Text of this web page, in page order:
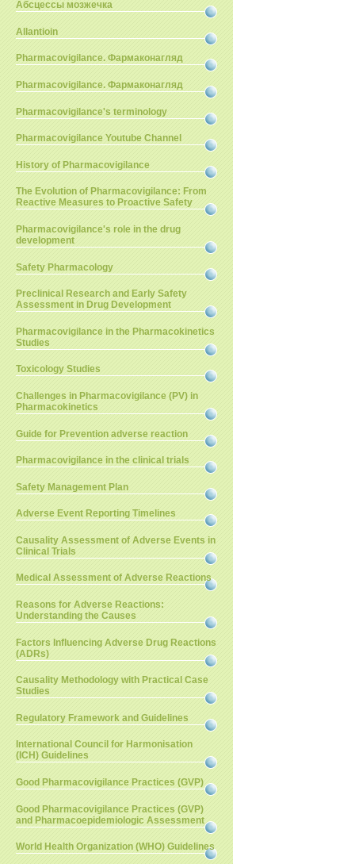
Абсцессы мозжечка
Allantioin
Pharmacovigilance. Фармаконагляд
Pharmacovigilance. Фармаконагляд
Pharmacovigilance's terminology
Pharmacovigilance Youtube Channel
History of Pharmacovigilance
The Evolution of Pharmacovigilance: From
Reactive Measures to Proactive Safety
Pharmacovigilance's role in the drug
development
Safety Pharmacology
Preclinical Research and Early Safety
Assessment in Drug Development
Pharmacovigilance in the Pharmacokinetics
Studies
Toxicology Studies
Challenges in Pharmacovigilance (PV) in
Pharmacokinetics
Guide for Prevention adverse reaction
Pharmacovigilance in the clinical trials
Safety Management Plan
Adverse Event Reporting Timelines
Causality Assessment of Adverse Events in
Clinical Trials
Medical Assessment of Adverse Reactions
Reasons for Adverse Reactions:
Understanding the Causes
Factors Influencing Adverse Drug Reactions
(ADRs)
Causality Methodology with Practical Case
Studies
Regulatory Framework and Guidelines
International Council for Harmonisation
(ICH) Guidelines
Good Pharmacovigilance Practices (GVP)
Good Pharmacovigilance Practices (GVP)
and Pharmacoepidemiologic Assessment
World Health Organization (WHO) Guidelines